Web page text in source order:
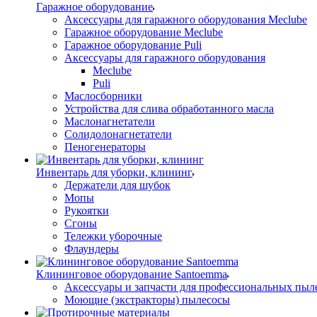
Гаражное оборудование
Аксессуары для гаражного оборудования Meclube
Гаражное оборудование Meclube
Гаражное оборудование Puli
Аксессуары для гаражного оборудования
Meclube
Puli
Маслосборники
Устройства для слива обработанного масла
Маслонагнетатели
Солидолонагнетатели
Пеногенераторы
Инвентарь для уборки, клининг
Держатели для шубок
Мопы
Рукоятки
Сгоны
Тележки уборочные
Флаундеры
Клининговое оборудование Santoemma
Аксессуары и запчасти для профессиональных
Моющие (экстракторы) пылесосы